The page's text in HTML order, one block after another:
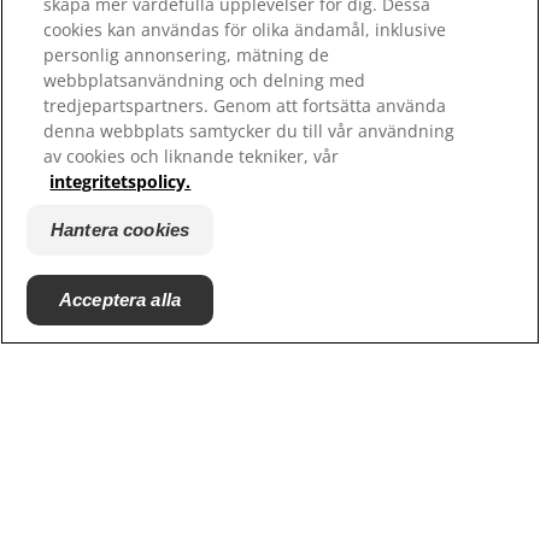
Hill's 100% Nöjdhetsgaranti - konsumenter
All rights reserved.
Såsom det används här, anger det registrerat
cookies kan användas för olika ändamål, inklusive
personlig annonsering, mätning de
webbplatsanvändning och delning med
tredjepartspartners. Genom att fortsätta använda
denna webbplats samtycker du till vår användning
av cookies och liknande tekniker, vår
integritetspolicy.
Hantera cookies
Acceptera alla